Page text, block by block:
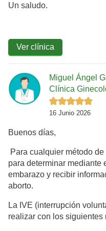
Un saludo.
Ver clínica
Miguel Ángel
Clínica
16 Junio 2026
Buenos días,
Para cualquier método
para determinar mediante
embarazo y recibir
aborto.
La IVE (interrupción
realizar con los siguientes